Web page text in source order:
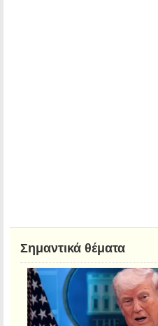
Σημαντικά θέματα